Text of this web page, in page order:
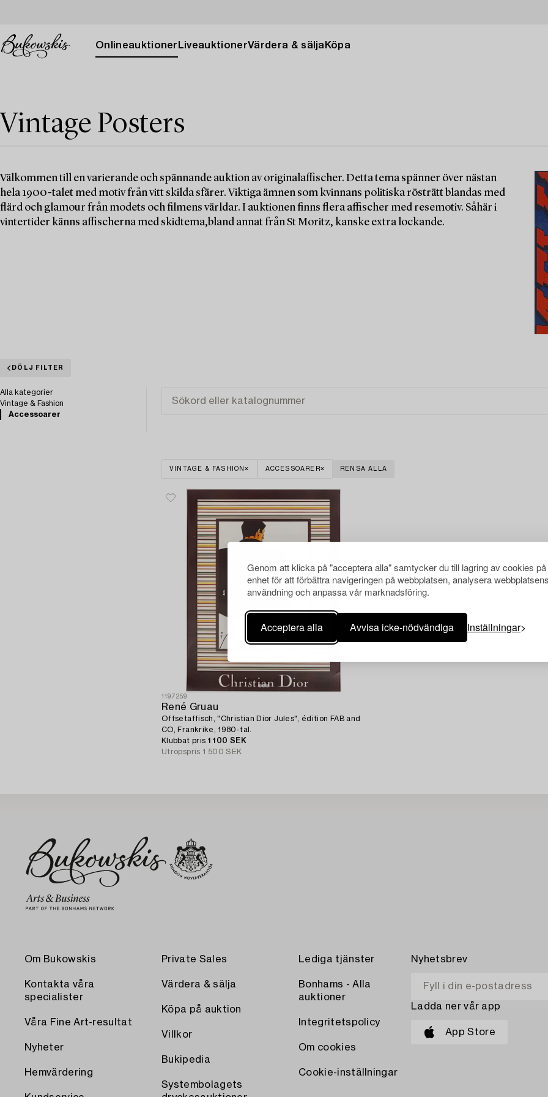
Genom att klicka på "acceptera alla" samtycker du till lagring av cookies
enhet för att förbättra navigeringen på webbplatsen, analysera webbplatsens
användning och anpassa vår marknadsföring.
Acceptera alla Avvisa icke-nödvändiga Inställningar
Onlineauktioner LiveauktionerVärdera & sälja Köpa
Vintage Posters
Välkommen till en varierande och spännande auktion av originalaffischer. Detta tema spänner över nästan
hela 1900-talet med motiv från vitt skilda sfärer. Viktiga ämnen som kvinnans politiska rösträtt blandas med
flärd och glamour från modets och filmens världar. I auktionen finns flera affischer med resemotiv. Såhär i
vintertider känns affischerna med skidtema,bland annat från St Moritz, kanske extra lockande.
DÖLJ FILTER
Alla kategorier
Vintage & Fashion
Accessoarer
VINTAGE & FASHION ACCESSOARER RENSA ALLA
1197259
René Gruau
Offsetaffisch, "Christian Dior Jules", édition FAB and
CO, Frankrike, 1980-tal.
Klubbat pris 1 100 SEK
Utropspris 1 500 SEK
Om Bukowskis
Kontakta våra
specialister
Våra Fine Art-resultat
Nyheter
Hemvärdering
Private Sales
Värdera & sälja
Köpa på auktion
Villkor
Bukipedia
Systembolagets
Lediga tjänster
Bonhams - Alla
auktioner
Integritetspolicy
Om cookies
Cookie-inställningar
Nyhetsbrev
Ladda ner vår app
App Store